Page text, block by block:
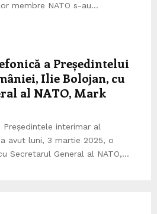
membre NATO s-au...
a Președintelui
Ilie Bolojan, cu
al NATO, Mark
Președintele interimar al
avut luni, 3 martie 2025, o
Secretarul General al NATO,...